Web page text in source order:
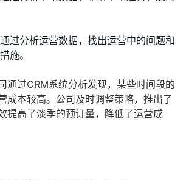
过分析运营数据，找出运营中的问题和
施。
通过CRM系统分析发现，某些时间段的
成本较高。公司及时调整策略，推出了
提高了淡季的预订量，降低了运营成